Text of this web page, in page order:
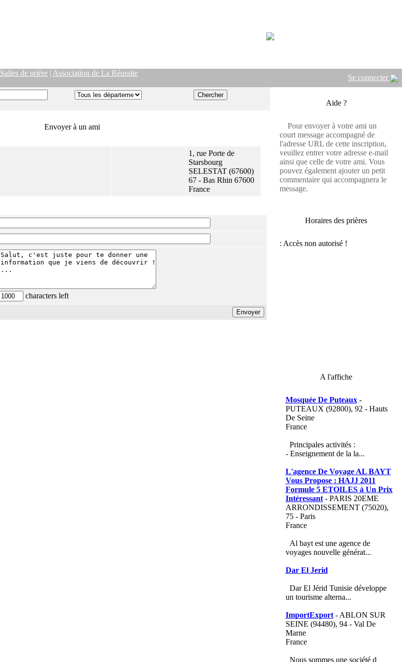
Salles de prière | Association de La Réussite
Se connecter
Envoyer à un ami
1, rue Porte de
Starsbourg
SELESTAT (67600)
67 - Bas Rhin 67600
France
characters left
Aide ?
Pour envoyer à votre ami un
court message accompagné de
l'adresse URL de cette inscription,
veuillez entrer votre adresse e-mail
ainsi que celle de votre ami. Vous
pouvez également ajouter un petit
commentaire qui accompagnera le
message.
Horaires des prières
A l'affiche
Mosquée De Puteaux-
PUTEAUX (92800), 92 - Hauts
De Seine
France
Principales activités :
- Enseignement de la la...
L'agence De Voyage AL BAYT
Vous Propose : HAJJ 2011
Formule 5 ETOILES à Un Prix
Intéressant- PARIS 20EME
ARRONDISSEMENT (75020),
75 - Paris
France
Al bayt est une agence de
voyages nouvelle générat...
Dar El Jerid
Dar El Jérid Tunisie développe
un tourisme alterna...
ImportExport- ABLON SUR
SEINE (94480), 94 - Val De
Marne
France
Nous sommes une société d